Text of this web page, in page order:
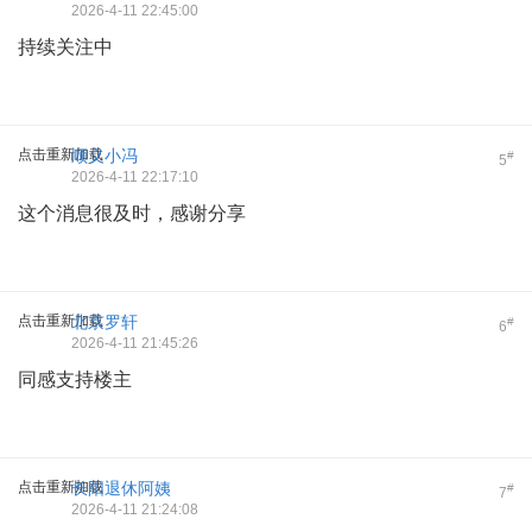
2026-4-11 22:45:00
持续关注中
点击重新加载 5#
顺义小冯
2026-4-11 22:17:10
这个消息很及时，感谢分享
点击重新加载 6#
北京罗轩
2026-4-11 21:45:26
同感支持楼主
点击重新加载 7#
长阳退休阿姨
2026-4-11 21:24:08